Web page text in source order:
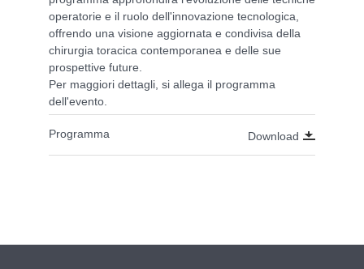
operatorie e il ruolo dell'innovazione tecnologica,
offrendo una visione aggiornata e condivisa della
chirurgia toracica contemporanea e delle sue
prospettive future.
Per maggiori dettagli, si allega il programma
dell'evento.
Programma Download